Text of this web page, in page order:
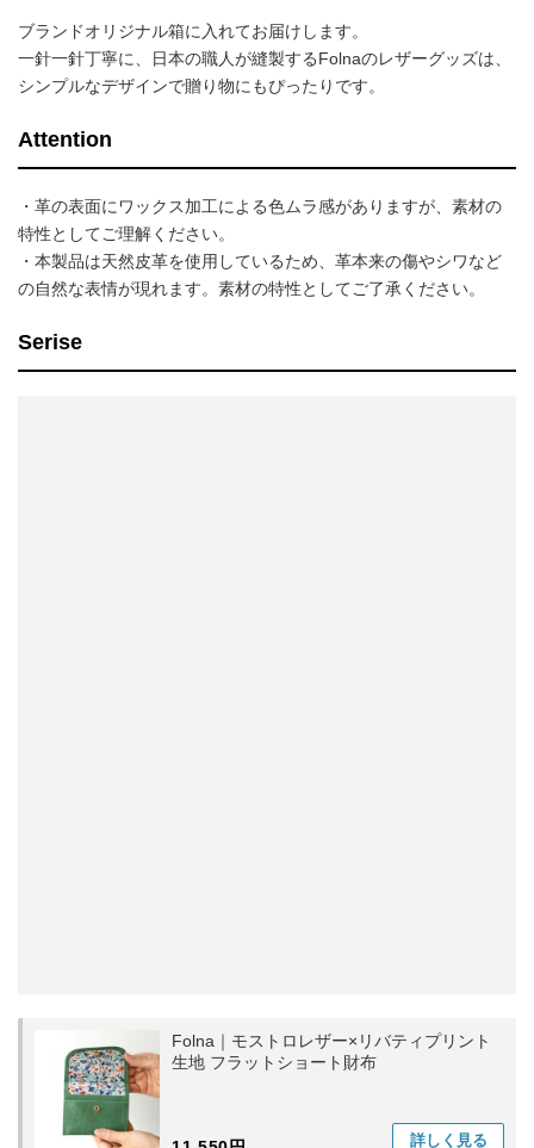
ブランドオリジナル箱に入れてお届けします。
一針一針丁寧に、日本の職人が縫製するFolnaのレザーグッズは、
シンプルなデザインで贈り物にもぴったりです。
Attention
・革の表面にワックス加工による色ムラ感がありますが、素材の
特性としてご理解ください。
・本製品は天然皮革を使用しているため、革本来の傷やシワなど
の自然な表情が現れます。素材の特性としてご了承ください。
Serise
Folna｜モストロレザー×リバティプリント
生地 フラットショート財布
詳しく 見る